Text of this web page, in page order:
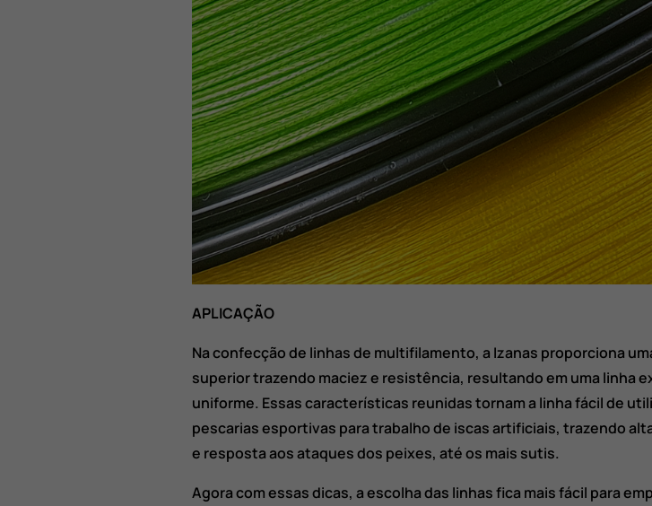
APLICAÇÃO
Na confecção de linhas de multifilamento, a Izanas proporciona
superior trazendo maciez e resistência, resultando em uma linha
uniforme. Essas características reunidas tornam a linha fácil de
pescarias esportivas para trabalho de iscas artificiais, trazendo
e resposta aos ataques dos peixes, até os mais sutis.
Agora com essas dicas, a escolha das linhas fica mais fácil para